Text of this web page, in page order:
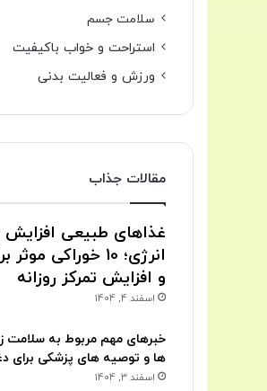
سلامت جسم
استراحت و خواب باکیفیت
ورزش و فعالیت بدنی
مقالات جذاب
غذاهای طبیعی
انرژی؛ 10 خوراکی
و افزایش تمرکز روزانه
اسفند 4, 1404
خبرهای مهم مربوط به سلامت
ها و توصیه های پزشکی برای
اسفند 3, 1404